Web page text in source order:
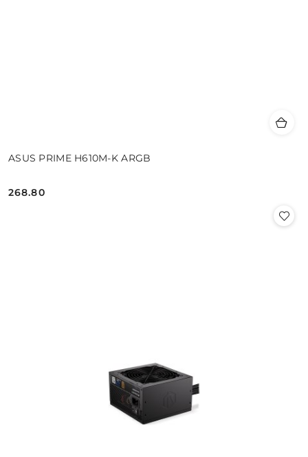
ASUS PRIME H610M-K ARGB
Cena:
268.80